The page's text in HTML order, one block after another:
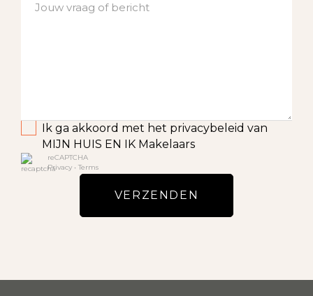
Jouw vraag of bericht
Ik ga akkoord met het privacybeleid van
MIJN HUIS EN IK Makelaars
reCAPTCHA
Privacy • Terms
VERZENDEN